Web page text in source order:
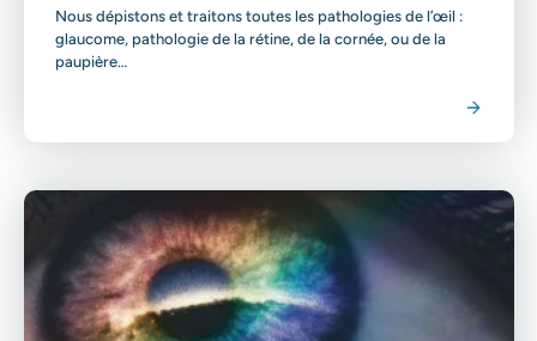
Nous dépistons et traitons toutes les pathologies de l’œil :
glaucome, pathologie de la rétine, de la cornée, ou de la
paupière…